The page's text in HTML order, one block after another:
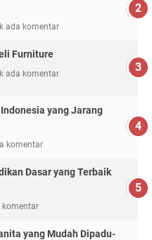
ada komentar
Furniture
ada komentar
yang Jarang
komentar
Dasar yang Terbaik
komentar
yang Mudah Dipadu-